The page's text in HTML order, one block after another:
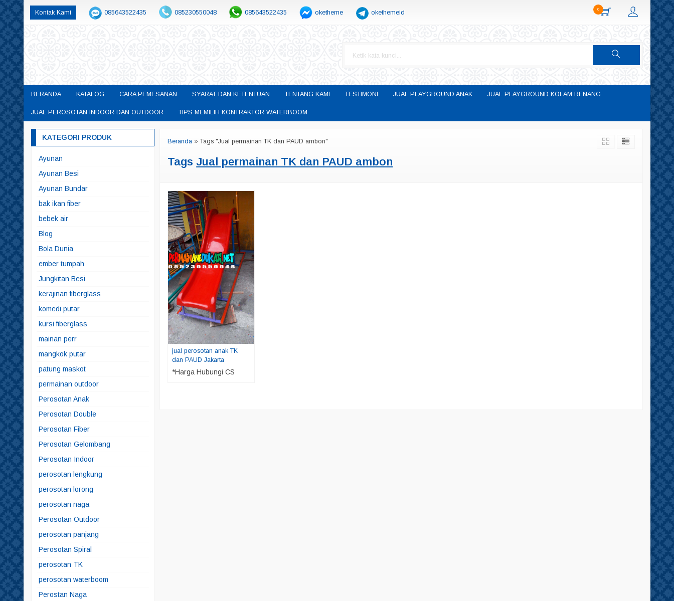
Kontak Kami 085643522435 085230550048 085643522435 oketheme okethemeid 0
BERANDA KATALOG CARA PEMESANAN SYARAT DAN KETENTUAN TENTANG KAMI TESTIMONI JUAL PLAYGROUND ANAK JUAL PLAYGROUND KOLAM RENANG
JUAL PEROSOTAN INDOOR DAN OUTDOOR TIPS MEMILIH KONTRAKTOR WATERBOOM
Beranda »Tags "Jual permainan TK dan PAUD ambon"
TagsJual permainan TK dan PAUD ambon
jual perosotan anak TK
dan PAUD Jakarta
*Harga Hubungi CS
KATEGORI PRODUK
Ayunan
Ayunan Besi
Ayunan Bundar
bak ikan fiber
bebek air
Blog
Bola Dunia
ember tumpah
Jungkitan Besi
kerajinan fiberglass
komedi putar
kursi fiberglass
mainan perr
mangkok putar
patung maskot
permainan outdoor
Perosotan Anak
Perosotan Double
Perosotan Fiber
Perosotan Gelombang
Perosotan Indoor
perosotan lengkung
perosotan lorong
perosotan naga
Perosotan Outdoor
perosotan panjang
Perosotan Spiral
perosotan TK
perosotan waterboom
Perostan Naga